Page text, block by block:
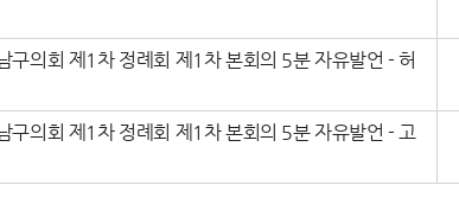
구의회 제1차 정례회 제1차 본회의 5분 자유발언 - 허
구의회 제1차 정례회 제1차 본회의 5분 자유발언 - 고